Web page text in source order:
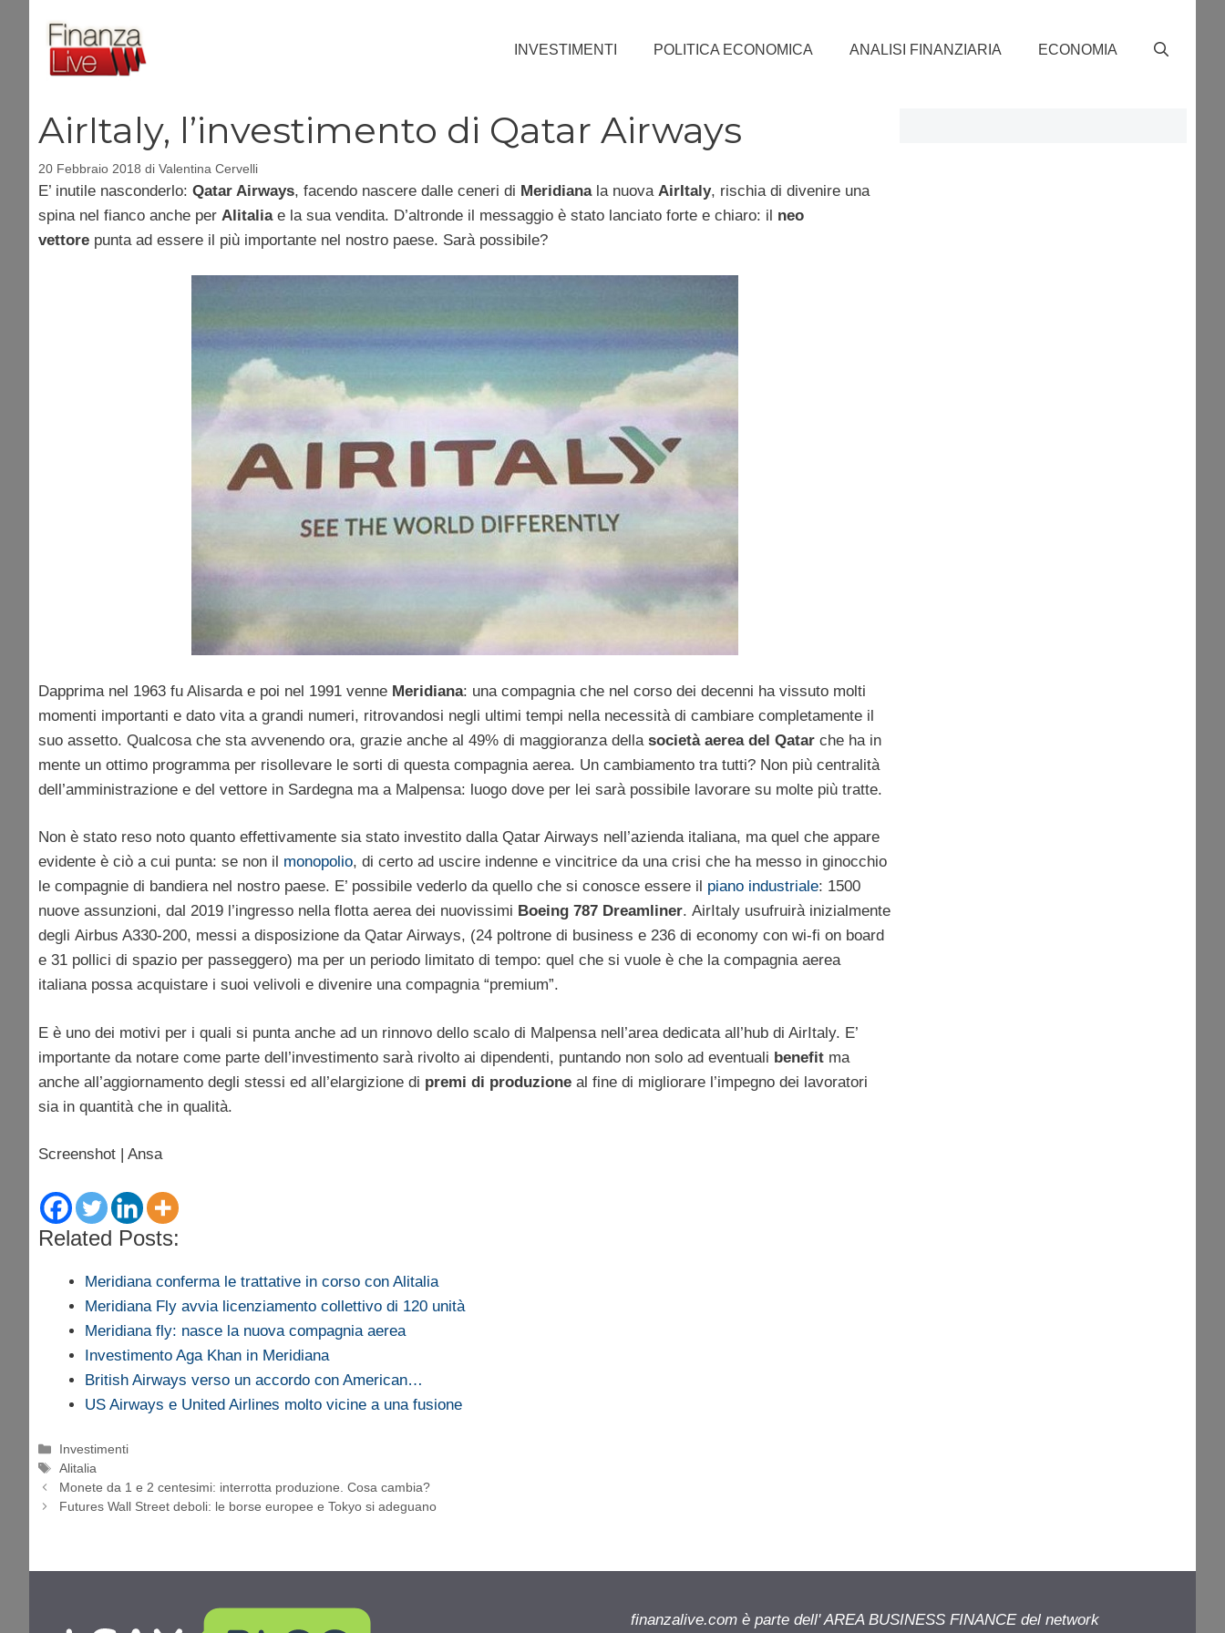
contenuto
INVESTIMENTI POLITICA ECONOMICA ANALISI FINANZIARIA ECONOMIA
AirItaly, l’investimento di Qatar Airways
20 Febbraio 2018 di Valentina Cervelli
E’ inutile nasconderlo: Qatar Airways, facendo nascere dalle ceneri di Meridianala nuova AirItaly, rischia di divenire una
spina nel fianco anche per Alitaliae la sua vendita. D’altronde il messaggio è stato lanciato forte e chiaro: il neo
vettore punta ad essere il più importante nel nostro paese. Sarà possibile?
Dapprima nel 1963 fu Alisarda e poi nel 1991 venne Meridiana: una compagnia che nel corso dei decenni ha vissuto molti
momenti importanti e dato vita a grandi numeri, ritrovandosi negli ultimi tempi nella necessità di cambiare completamente il
suo assetto. Qualcosa che sta avvenendo ora, grazie anche al 49% di maggioranza della società aerea del Qatar che ha in
mente un ottimo programma per risollevare le sorti di questa compagnia aerea. Un cambiamento tra tutti? Non più centralità
dell’amministrazione e del vettore in Sardegna ma a Malpensa: luogo dove per lei sarà possibile lavorare su molte più tratte.
Non è stato reso noto quanto effettivamente sia stato investito dalla Qatar Airways nell’azienda italiana, ma quel che appare
evidente è ciò a cui punta: se non il monopolio, di certo ad uscire indenne e vincitrice da una crisi che ha messo in ginocchio
le compagnie di bandiera nel nostro paese. E’ possibile vederlo da quello che si conosce essere il piano industriale: 1500
nuove assunzioni, dal 2019 l’ingresso nella flotta aerea dei nuovissimi Boeing 787 Dreamliner. AirItaly usufruirà inizialmente
degli Airbus A330-200, messi a disposizione da Qatar Airways, (24 poltrone di business e 236 di economy con wi-fi on board
e 31 pollici di spazio per passeggero) ma per un periodo limitato di tempo: quel che si vuole è che la compagnia aerea
italiana possa acquistare i suoi velivoli e divenire una compagnia “premium”.
E è uno dei motivi per i quali si punta anche ad un rinnovo dello scalo di Malpensa nell’area dedicata all’hub di AirItaly. E’
importante da notare come parte dell’investimento sarà rivolto ai dipendenti, puntando non solo ad eventuali benefit ma
anche all’aggiornamento degli stessi ed all’elargizione di premi di produzione al fine di migliorare l’impegno dei lavoratori
sia in quantità che in qualità.
Screenshot | Ansa
Related Posts:
Meridiana conferma le trattative in corso con Alitalia
Meridiana Fly avvia licenziamento collettivo di 120 unità
Meridiana fly: nasce la nuova compagnia aerea
Investimento Aga Khan in Meridiana
British Airways verso un accordo con American…
US Airways e United Airlines molto vicine a una fusione
Categorie
Investimenti
Tag
Alitalia
Monete da 1 e 2 centesimi: interrotta produzione. Cosa cambia?
Futures Wall Street deboli: le borse europee e Tokyo si adeguano
finanzalive.com è parte dell' AREA BUSINESS FINANCE del network